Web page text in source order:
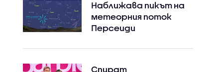
Наближава пикът на
метеорния поток
Персеиди
Спират